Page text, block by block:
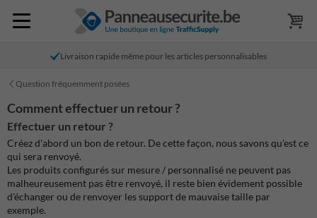
Livraison rapide même pour les articles personnalisables
Question fréquemment posées
Comment effectuer un retour ?
Effectuer un retour ?
Créez d'abord un bon de retour. De cette façon, nous savons qu'est ce
qui sera renvoyé.
Les produits configurés sur mesure / personnalisé ne peuvent pas
malheureusement pas être renvoyé, il reste bien évidement possible
d'échanger ou de renvoyer les support de mauvaise taille par
exemple.